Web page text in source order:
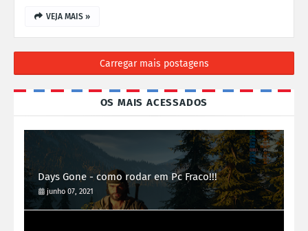
VEJA MAIS »
Carregar mais postagens
OS MAIS ACESSADOS
Days Gone - como rodar em Pc Fraco!!!
junho 07, 2021